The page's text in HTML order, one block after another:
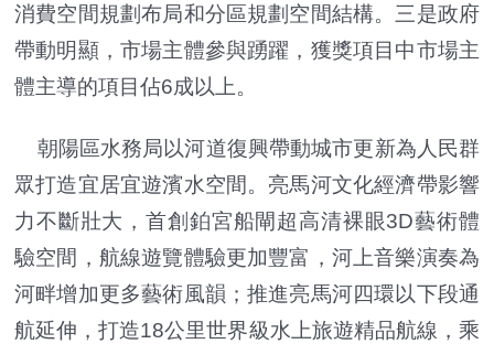
消費空間規劃布局和分區規劃空間結構。三是政府
帶動明顯，市場主體參與踴躍，獲獎項目中市場主
體主導的項目佔6成以上。
朝陽區水務局以河道復興帶動城市更新為人民群
眾打造宜居宜遊濱水空間。亮馬河文化經濟帶影響
力不斷壯大，首創鉑宮船閘超高清裸眼3D藝術體
驗空間，航線遊覽體驗更加豐富，河上音樂演奏為
河畔增加更多藝術風韻；推進亮馬河四環以下段通
航延伸，打造18公里世界級水上旅遊精品航線，乘